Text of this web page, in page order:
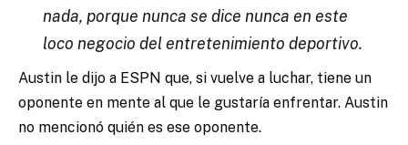
nada, porque nunca se dice nunca en este
loco negocio del entretenimiento deportivo.
Austin le dijo a ESPN que, si vuelve a luchar, tiene un
oponente en mente al que le gustaría enfrentar. Austin
no mencionó quién es ese oponente.